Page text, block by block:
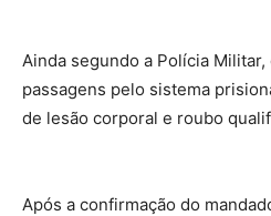
Ainda segundo a Polícia
passagens pelo sistema
de lesão corporal e roubo
Após a confirmação do